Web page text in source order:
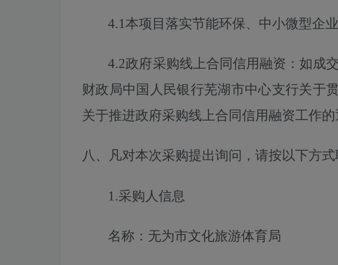
4.1本项目落实节能环保、中小微型企
4.2政府采购线上合同信用融资：如成
财政局中国人民银行芜湖市中心支行关于
关于推进政府采购线上合同信用融资工作
八、凡对本次采购提出询问，请按以下方式
1.采购人信息
名称：无为市文化旅游体育局